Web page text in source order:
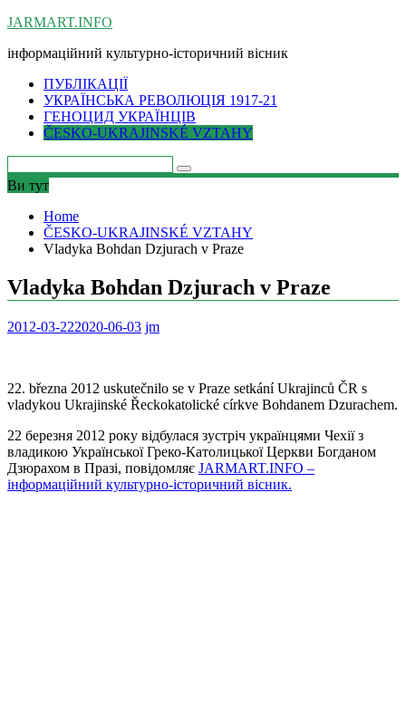
Skip
content
JARMART.INFO
інформаційний культурно-історичний вісник
ПУБЛІКАЦІЇ
УКРАЇНСЬКА РЕВОЛЮЦІЯ 1917-21
ГЕНОЦИД УКРАЇНЦІВ
ČESKO-UKRAJINSKÉ VZTAHY
Ви тут
Home
ČESKO-UKRAJINSKÉ VZTAHY
Vladyka Bohdan Dzjurach v Praze
Vladyka Bohdan Dzjurach v Praze
2012-03-222020-06-03 jm
22. března 2012 uskutečnilo se v Praze setkání Ukrajinců ČR s
vladykou Ukrajinské Řeckokatolické církve Bohdanem Dzurachem.
22 березня 2012 року відбулася зустріч українцями Чехії з
владикою Української Греко-Католицької Церкви Богданом
Дзюрахом в Празі, повідомляє JARMART.INFO –
інформаційний культурно-історичний вісник.